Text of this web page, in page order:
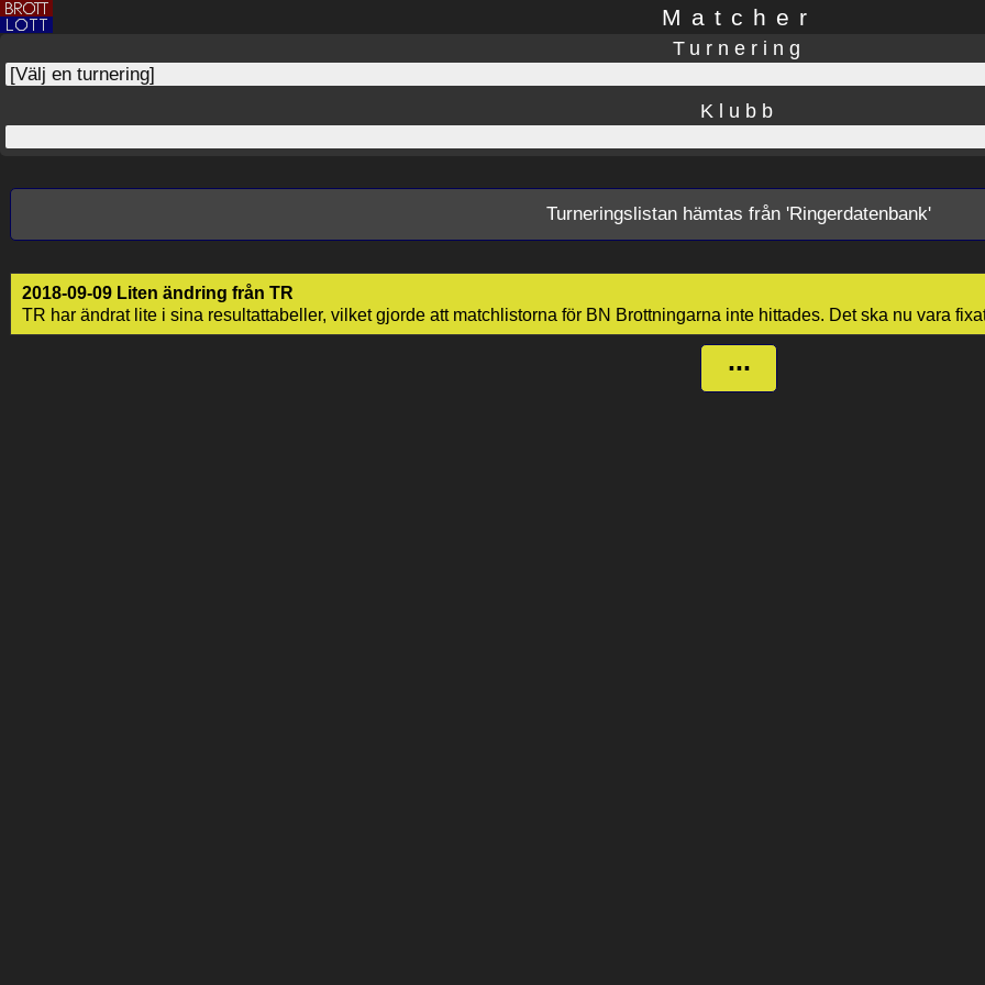
Matcher
Turnering
Klubb
Turneringslistan hämtas från 'Ringerdatenbank'
2018-09-09 Liten ändring från TR
TR har ändrat lite i sina resultattabeller, vilket gjorde att matchlistorna för BN Brottningarna inte hittades. Det ska nu vara
...